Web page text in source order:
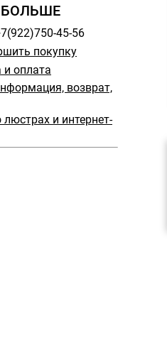
БОЛЬШЕ
45-56
покупку
и оплата
возврат,
и интернет-